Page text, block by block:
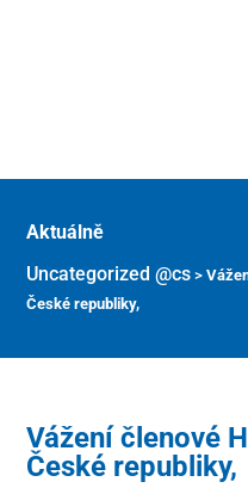
Aktuálně
Uncategorized @cs >
České republiky,
Vážení členové
České republiky,